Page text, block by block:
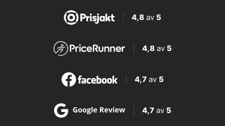
4,8av 5
4,8 av 5
4,7 av 5
4,7 av 5